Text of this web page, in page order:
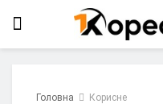
Головна Корисне